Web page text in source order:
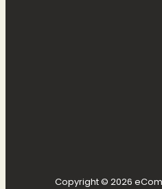
Copyright © 2026